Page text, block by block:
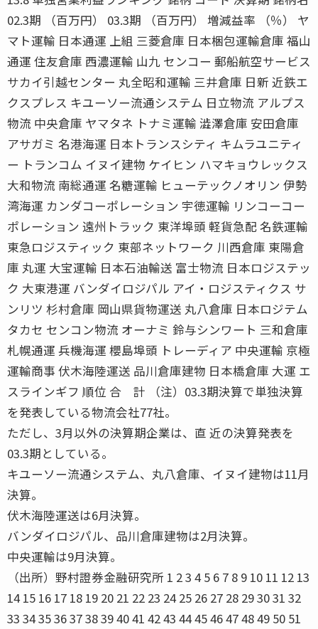
02.3期 （百万円） 03.3期 （百万円） 増減益率 （％） ヤ
マト運輸 日本通運 上組 三菱倉庫 日本梱包運輸倉庫 福山
通運 住友倉庫 西濃運輸 山九 センコー 郵船航空サービス
サカイ引越センター 丸全昭和運輸 三井倉庫 日新 近鉄エ
クスプレス キユーソー流通システム 日立物流 アルプス
物流 中央倉庫 ヤマタネ トナミ運輸 澁澤倉庫 安田倉庫
アサガミ 名港海運 日本トランスシティ キムラユニティ
ー トランコム イヌイ建物 ケイヒン ハマキョウレックス
大和物流 南総通運 名糖運輸 ヒューテックノオリン 伊勢
湾海運 カンダコーポレーション 宇徳運輸 リンコーコー
ポレーション 遠州トラック 東洋埠頭 軽貨急配 名鉄運輸
東急ロジスティック 東部ネットワーク 川西倉庫 東陽倉
庫 丸運 大宝運輸 日本石油輸送 富士物流 日本ロジステッ
ク 大東港運 バンダイロジパル アイ・ロジスティクス サ
ンリツ 杉村倉庫 岡山県貨物運送 丸八倉庫 日本ロジテム
タカセ センコン物流 オーナミ 鈴与シンワート 三和倉庫
札幌通運 兵機海運 櫻島埠頭 トレーディア 中央運輸 京極
運輸商事 伏木海陸運送 品川倉庫建物 日本橋倉庫 大運 エ
スラインギフ 順位 合 計 （注）03.3期決算で単独決算
を発表している物流会社77社。
ただし、3月以外の決算期企業は、直 近の決算発表を
03.3期としている。
キユーソー流通システム、丸八倉庫、イヌイ建物は11月
決算。
伏木海陸運送は6月決算。
バンダイロジパル、品川倉庫建物は2月決算。
中央運輸は9月決算。
（出所）野村證券金融研究所 1 2 3 4 5 6 7 8 9 10 11 12 13
14 15 16 17 18 19 20 21 22 23 24 25 26 27 28 29 30 31 32
33 34 35 36 37 38 39 40 41 42 43 44 45 46 47 48 49 50 51